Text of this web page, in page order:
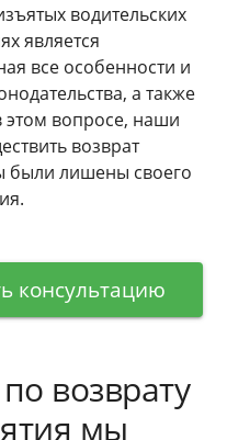
водительских
является
все особенности и
а также
вопросе, наши
возврат
были лишены своего
консультацию
возврату
мы